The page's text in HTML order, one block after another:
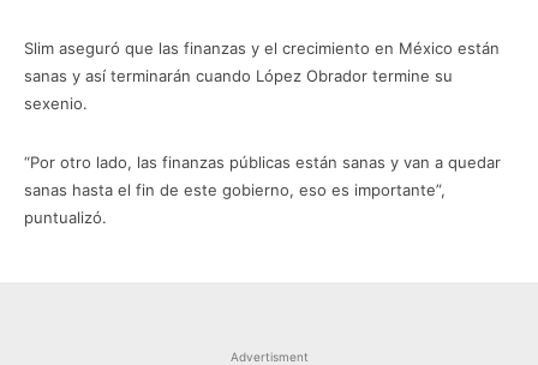
Slim aseguró que las finanzas y el crecimiento en México están
sanas y así terminarán cuando López Obrador termine su
sexenio.
“Por otro lado, las finanzas públicas están sanas y van a quedar
sanas hasta el fin de este gobierno, eso es importante”,
puntualizó.
Advertisment